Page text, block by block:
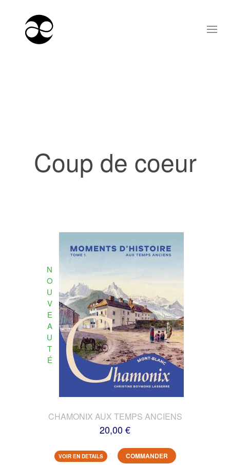
Coup de coeur
N
O
U
V
E
A
U
T
É
CHAMONIX AUX TEMPS ANCIENS
20,00 €
VOIR EN DETAILS COMMANDER